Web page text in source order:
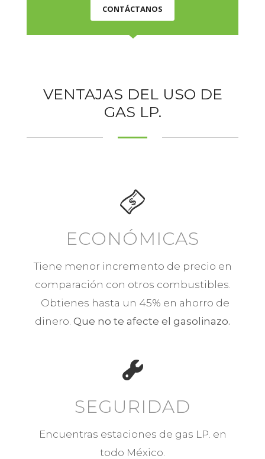
CONTÁCTANOS
VENTAJAS DEL USO DE
GAS LP.
ECONÓMICAS
Tiene menor incremento de precio en
comparación con otros combustibles.
Obtienes hasta un 45% en ahorro de
dinero. Que no te afecte el gasolinazo.
SEGURIDAD
Encuentras estaciones de gas LP. en
todo México.